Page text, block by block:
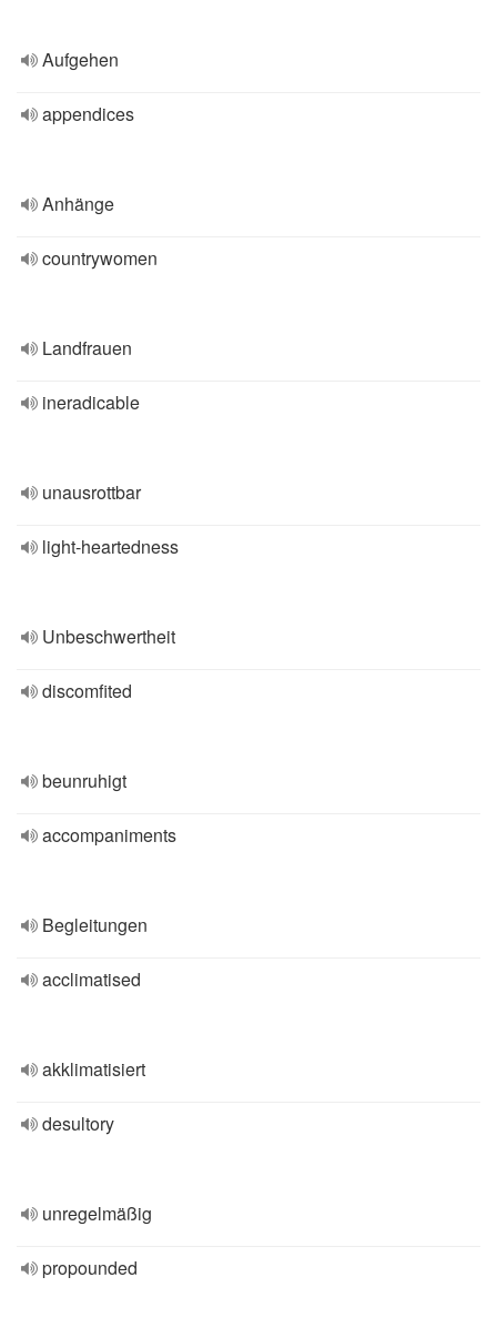
Aufgehen
appendices
Anhänge
countrywomen
Landfrauen
ineradicable
unausrottbar
light-heartedness
Unbeschwertheit
discomfited
beunruhigt
accompaniments
Begleitungen
acclimatised
akklimatisiert
desultory
unregelmäßig
propounded